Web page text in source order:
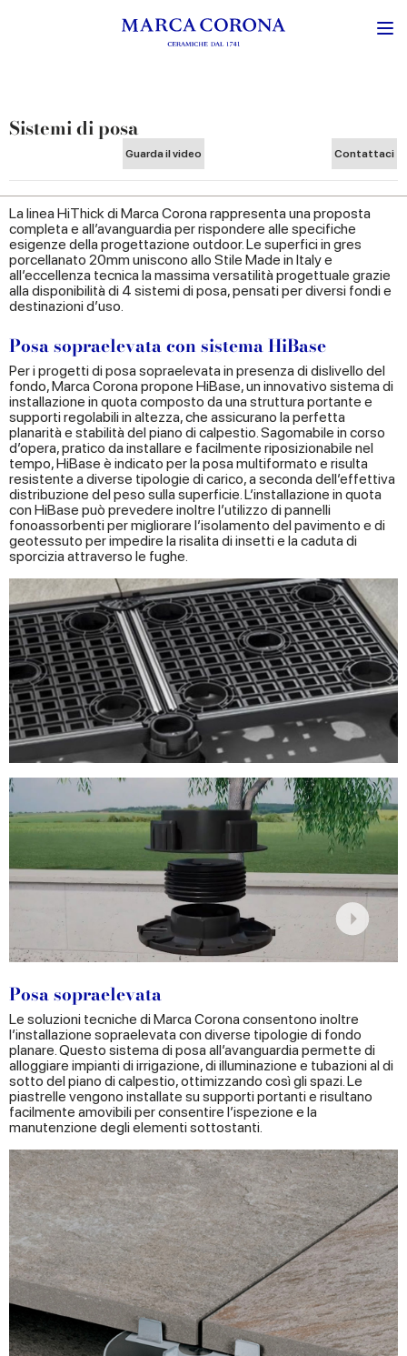
Sistemi di posa
Guarda il video Contattaci
La linea HiThick di Marca Corona rappresenta una proposta
completa e all’avanguardia per rispondere alle specifiche
esigenze della progettazione outdoor. Le superfici in gres
porcellanato 20mm uniscono allo Stile Made in Italy e
all’eccellenza tecnica la massima versatilità progettuale grazie
alla disponibilità di 4 sistemi di posa, pensati per diversi fondi e
destinazioni d’uso.
Posa sopraelevata con sistema HiBase
Per i progetti di posa sopraelevata in presenza di dislivello del
fondo, Marca Corona propone HiBase, un innovativo sistema di
installazione in quota composto da una struttura portante e
supporti regolabili in altezza, che assicurano la perfetta
planarità e stabilità del piano di calpestio. Sagomabile in corso
d’opera, pratico da installare e facilmente riposizionabile nel
tempo, HiBase è indicato per la posa multiformato e risulta
resistente a diverse tipologie di carico, a seconda dell’effettiva
distribuzione del peso sulla superficie. L’installazione in quota
con HiBase può prevedere inoltre l’utilizzo di pannelli
fonoassorbenti per migliorare l’isolamento del pavimento e di
geotessuto per impedire la risalita di insetti e la caduta di
sporcizia attraverso le fughe.
Posa sopraelevata
Le soluzioni tecniche di Marca Corona consentono inoltre
l’installazione sopraelevata con diverse tipologie di fondo
planare. Questo sistema di posa all’avanguardia permette di
alloggiare impianti di irrigazione, di illuminazione e tubazioni al di
sotto del piano di calpestio, ottimizzando così gli spazi. Le
piastrelle vengono installate su supporti portanti e risultano
facilmente amovibili per consentire l’ispezione e la
manutenzione degli elementi sottostanti.